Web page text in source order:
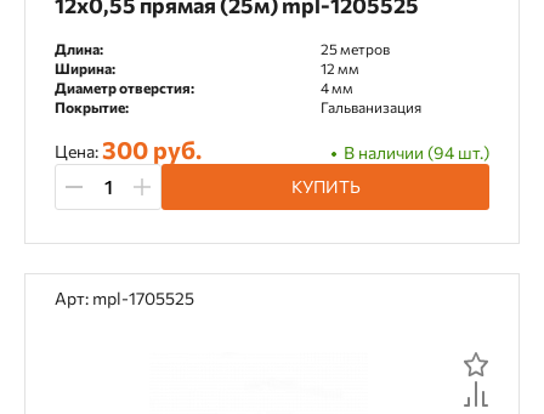
Bullet Point
Применяется с инструментом
Toua DCCN40 аккумуляторный пистолет
Toua DCIN160
Toua GSN50 газовый пистолет
Длина:
25 метров
Ширина:
12 мм
Диаметр отверстия:
4 мм
Покрытие:
Гальванизация
Цена:300 руб.
В наличии (94 шт.)
КУПИТЬ
Арт: mpl-1705525